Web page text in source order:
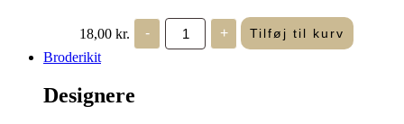
18,00 kr. -
Gütermann
Ritråd
-
+ Tilføj til kurv
Broderikit
Designere